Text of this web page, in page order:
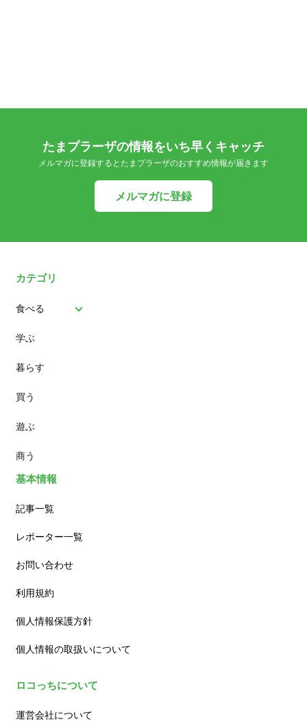
たまプラーザの情報をいち早くキャッチ
メルマガに登録するとたまプラーザのおすすめ情報が届きます
メルマガに登録
カテゴリ
食べる
パン
スイーツ
ランチ
カフェ
学ぶ
暮らす
買う
遊ぶ
商う
基本情報
記事一覧
レポーター一覧
お問い合わせ
利用規約
個人情報保護方針
個人情報の取扱いについて
ロコっちについて
運営会社について